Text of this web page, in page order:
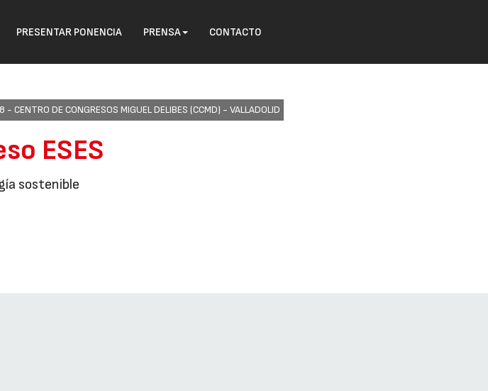
PRESENTAR PONENCIA PRENSA CONTACTO
- CENTRO DE CONGRESOS MIGUEL DELIBES (CCMD) - VALLADOLID
ESES
sostenible